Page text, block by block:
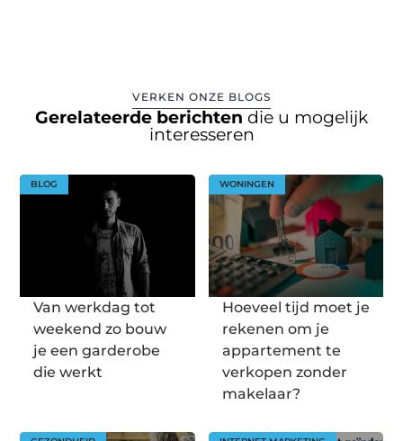
VERKEN ONZE BLOGS
Gerelateerde berichten die u mogelijk
interesseren
BLOG
Van werkdag tot
weekend zo bouw
je een garderobe
die werkt
WONINGEN
Hoeveel tijd moet je
rekenen om je
appartement te
verkopen zonder
makelaar?